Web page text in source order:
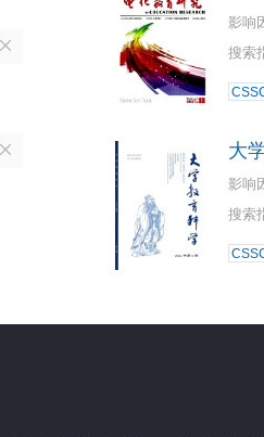
影响
搜索
大
影响
搜索